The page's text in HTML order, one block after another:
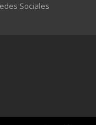
Sociales